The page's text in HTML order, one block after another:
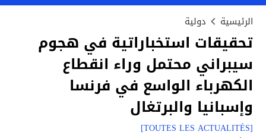
الرئيسية دولية
تحقيقات استخباراتية في هجوم
سيبراني محتمل وراء انقطاع
الكهرباء الواسع في فرنسا
وإسبانيا والبرتغال
[TOUTES LES ACTUALITÉS]